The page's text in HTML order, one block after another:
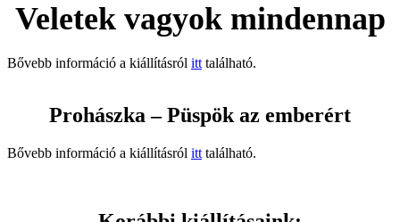
Veletek vagyok mindennap
Bővebb információ a kiállításról itt található.
Prohászka – Püspök az emberért
Bővebb információ a kiállításról itt található.